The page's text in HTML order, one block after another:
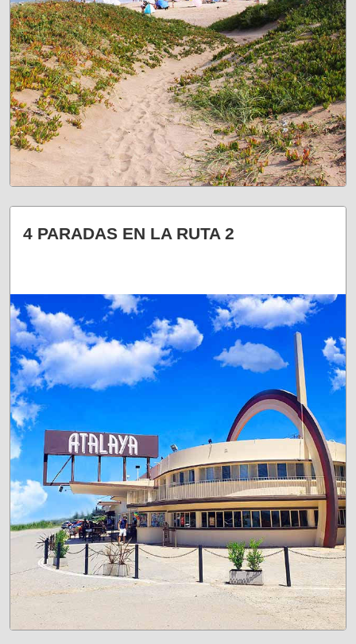
CONOCELAS
4 PARADAS EN LA RUTA 2